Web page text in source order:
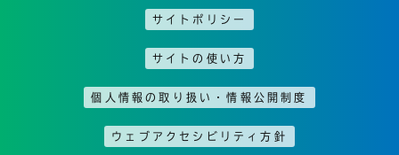
サイトポリシー
サイトの使い方
個人情報の取り扱い・情報公開制度
ウェブアクセシビリティ方針